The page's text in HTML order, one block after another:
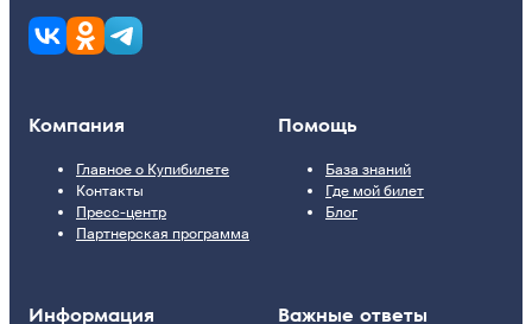
Компания
Главное о Купибилете
Контакты
Пресс-центр
Партнерская программа
Помощь
База знаний
Где мой билет
Блог
Информация Важные ответы